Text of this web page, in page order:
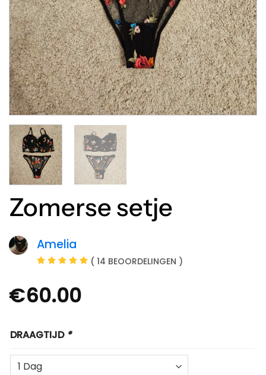
Zomerse setje
Amelia
( 14 BEOORDELINGEN )
€60.00
DRAAGTIJD *